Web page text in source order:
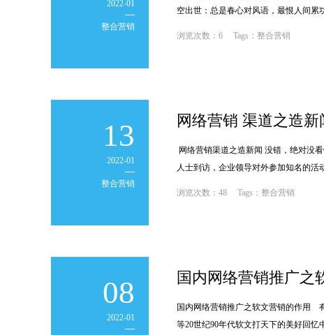
2022-01
整合营销
空出世：总是春心对风语，最恨人间
浏览次数：6 Tags：整合营销
13
2022-01
整合营销
网络营销 渠道之造新
网络营销渠道之造新闻 没错，绝对没
人士到访，企业领导对外参加知名的
浏览次数：48 Tags：整合营销
08
2022-01
国内网络营销推广之
国内网络营销推广之软文营销的作用
等20世纪90年代软文打天下的美好回